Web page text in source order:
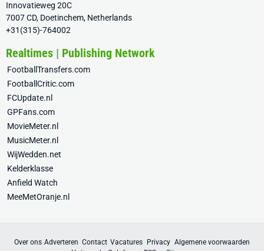
Innovatieweg 20C
7007 CD, Doetinchem, Netherlands
+31(315)-764002
Realtimes | Publishing Network
FootballTransfers.com
FootballCritic.com
FCUpdate.nl
GPFans.com
MovieMeter.nl
MusicMeter.nl
WijWedden.net
Kelderklasse
Anfield Watch
MeeMetOranje.nl
Over ons Adverteren Contact Vacatures Privacy Algemene voorwaarden